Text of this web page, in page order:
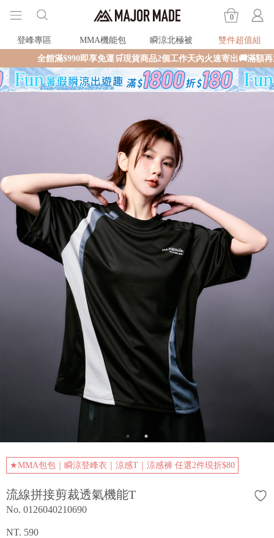
0
登峰專區 MMA機能包 瞬涼北極被
雙件超值組
即享免運🛒現貨商品2個工作天內火速寄出🚚滿額再送限量好禮✨
★MMA包包｜瞬涼登峰衣｜涼感T｜涼感褲 任選2件現折$80
流線拼接剪裁透氣機能T
No. 0126040210690
NT. 590